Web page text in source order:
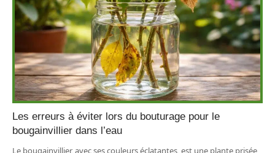
Les erreurs à éviter lors du bouturage pour le
bougainvillier dans l’eau
Le bougainvillier, avec ses couleurs éclatantes, est une plante prisée